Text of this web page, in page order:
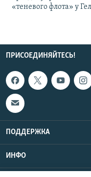
«теневого флота» у
ПРИСОЕДИНЯЙТЕСЬ!
ПОДДЕРЖКА
ИНФО